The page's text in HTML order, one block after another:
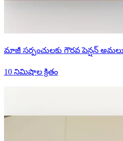
మాజీ సర్పంచులకు గౌరవ పెన్షన్
10 నిమిషాల క్రితం